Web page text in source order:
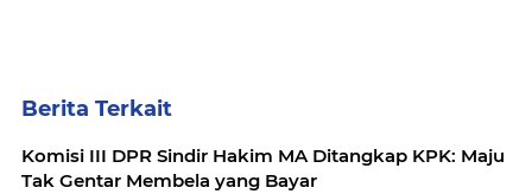
Berita Terkait
Komisi III DPR Sindir Hakim MA Ditangkap KPK: Maju
Tak Gentar Membela yang Bayar